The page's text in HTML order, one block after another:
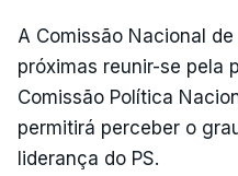
A Comissão Nacional
próximas reunir-se pela
Comissão Política
permitirá perceber o
liderança do PS.